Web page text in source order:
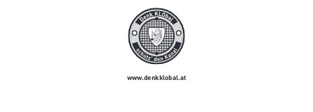
www.denkklobal.at